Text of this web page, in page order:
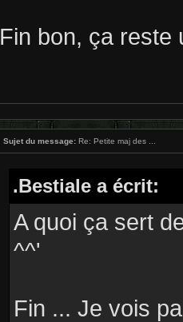
Fin bon, ça reste
Sujet du message: Re: Petite maj des ...
.Bestiale a écrit:
A quoi ça sert
^^'
Fin ... Je vois